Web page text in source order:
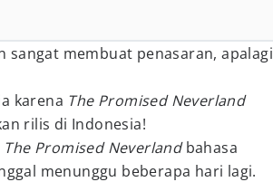
sangat membuat penasaran, apalagi
karena The Promised Neverland
rilis di Indonesia!
The Promised Neverlandbahasa
menunggu beberapa hari lagi.